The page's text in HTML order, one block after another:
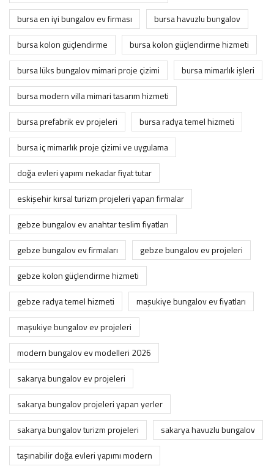
bursa en iyi bungalov ev firması
bursa havuzlu bungalov
bursa kolon güçlendirme
bursa kolon güçlendirme hizmeti
bursa lüks bungalov mimari proje çizimi
bursa mimarlık i̇şleri
bursa modern villa mimari tasarım hizmeti
bursa prefabrik ev projeleri
bursa radya temel hizmeti
bursa i̇ç mimarlık proje çizimi ve uygulama
doğa evleri yapımı nekadar fiyat tutar
eskişehir kırsal turizm projeleri yapan firmalar
gebze bungalov ev anahtar teslim fiyatları
gebze bungalov ev firmaları
gebze bungalov ev projeleri
gebze kolon güçlendirme hizmeti
gebze radya temel hizmeti
maşukiye bungalov ev fiyatları
maşukiye bungalov ev projeleri
modern bungalov ev modelleri 2026
sakarya bungalov ev projeleri
sakarya bungalov projeleri yapan yerler
sakarya bungalov turizm projeleri
sakarya havuzlu bungalov
taşınabilir doğa evleri yapımı modern